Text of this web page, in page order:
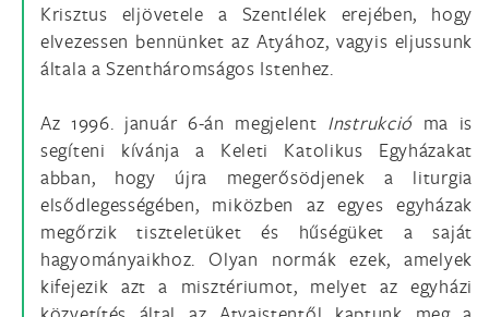
Krisztus eljövetele a Szentlélek erejében, hogy
elvezessen bennünket az Atyához, vagyis eljussunk
általa a Szentháromságos Istenhez.
Az 1996. január 6-án megjelent Instrukció ma is
segíteni kívánja a Keleti Katolikus Egyházakat
abban, hogy újra megerősödjenek a liturgia
elsődlegességében, miközben az egyes egyházak
megőrzik tiszteletüket és hűségüket a saját
hagyományaikhoz. Olyan normák ezek, amelyek
kifejezik azt a misztériumot, melyet az egyházi